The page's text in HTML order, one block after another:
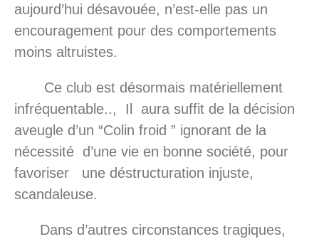
aujourd’hui désavouée, n’est-elle pas un
encouragement pour des comportements
moins altruistes.
Ce club est désormais matériellement
infréquentable.., Il aura suffit de la décision
aveugle d’un “Colin froid ” ignorant de la
nécessité d’une vie en bonne société, pour
favoriser une déstructuration injuste,
scandaleuse.
Dans d’autres circonstances tragiques,